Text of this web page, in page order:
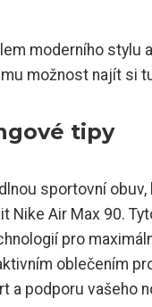
moderního
možnost najít si
tipy
sportovní
Nike Air Max 90.
pro
oblečením
a podporu vašeho